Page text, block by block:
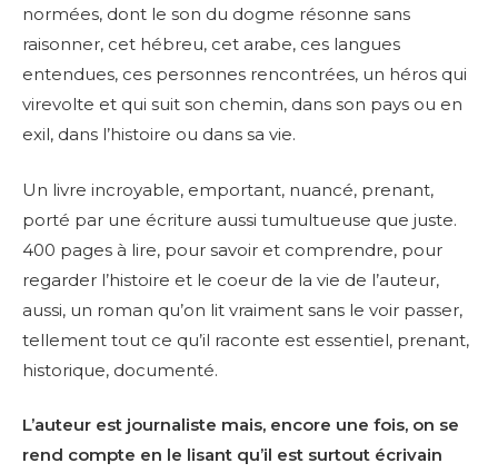
normées, dont le son du dogme résonne sans
raisonner, cet hébreu, cet arabe, ces langues
entendues, ces personnes rencontrées, un héros qui
virevolte et qui suit son chemin, dans son pays ou en
exil, dans l’histoire ou dans sa vie.
Un livre incroyable, emportant, nuancé, prenant,
porté par une écriture aussi tumultueuse que juste.
400 pages à lire, pour savoir et comprendre, pour
regarder l’histoire et le coeur de la vie de l’auteur,
aussi, un roman qu’on lit vraiment sans le voir passer,
tellement tout ce qu’il raconte est essentiel, prenant,
historique, documenté.
L’auteur est journaliste mais, encore une fois, on se
rend compte en le lisant qu’il est surtout écrivain